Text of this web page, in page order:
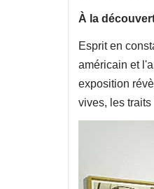
À la
Esprit en
américain et
exposition
vives, les